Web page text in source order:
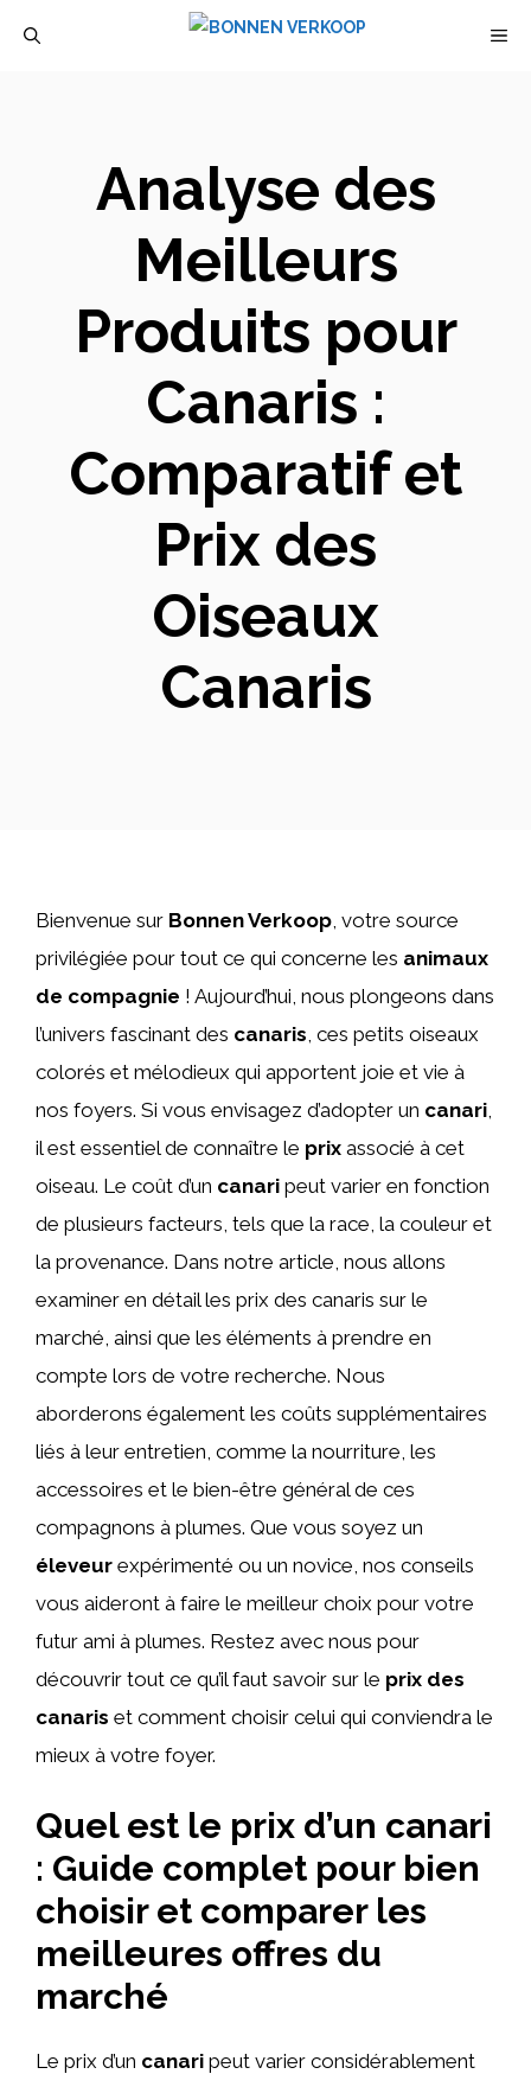
Analyse des
Meilleurs
Produits pour
Canaris :
Comparatif et
Prix des
Oiseaux
Canaris
Bienvenue sur Bonnen Verkoop, votre source
privilégiée pour tout ce qui concerne les animaux
de compagnie ! Aujourd’hui, nous plongeons dans
l’univers fascinant des canaris, ces petits oiseaux
colorés et mélodieux qui apportent joie et vie à
nos foyers. Si vous envisagez d’adopter un canari,
il est essentiel de connaître le prix associé à cet
oiseau. Le coût d’un canari peut varier en fonction
de plusieurs facteurs, tels que la race, la couleur et
la provenance. Dans notre article, nous allons
examiner en détail les prix des canaris sur le
marché, ainsi que les éléments à prendre en
compte lors de votre recherche. Nous
aborderons également les coûts supplémentaires
liés à leur entretien, comme la nourriture, les
accessoires et le bien-être général de ces
compagnons à plumes. Que vous soyez un
éleveur expérimenté ou un novice, nos conseils
vous aideront à faire le meilleur choix pour votre
futur ami à plumes. Restez avec nous pour
découvrir tout ce qu’il faut savoir sur le prix des
canaris et comment choisir celui qui conviendra le
mieux à votre foyer.
Quel est le prix d’un canari
: Guide complet pour bien
choisir et comparer les
meilleures offres du
marché
Le prix d’un canari peut varier considérablement